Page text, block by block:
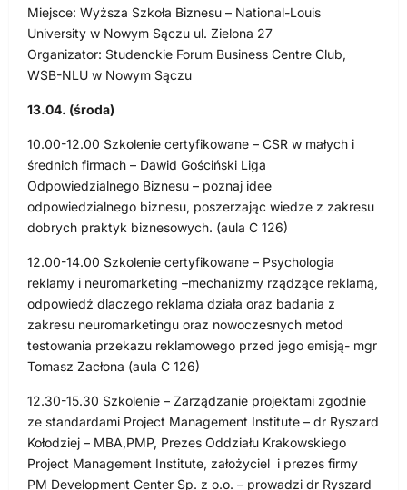
Miejsce: Wyższa Szkoła Biznesu – National-Louis
University w Nowym Sączu ul. Zielona 27
Organizator: Studenckie Forum Business Centre Club,
WSB-NLU w Nowym Sączu
13.04. (środa)
10.00-12.00 Szkolenie certyfikowane – CSR w małych i
średnich firmach – Dawid Gościński Liga
Odpowiedzialnego Biznesu – poznaj idee
odpowiedzialnego biznesu, poszerzając wiedze z zakresu
dobrych praktyk biznesowych. (aula C 126)
12.00-14.00 Szkolenie certyfikowane – Psychologia
reklamy i neuromarketing –mechanizmy rządzące reklamą,
odpowiedź dlaczego reklama działa oraz badania z
zakresu neuromarketingu oraz nowoczesnych metod
testowania przekazu reklamowego przed jego emisją- mgr
Tomasz Zacłona (aula C 126)
12.30-15.30 Szkolenie – Zarządzanie projektami zgodnie
ze standardami Project Management Institute – dr Ryszard
Kołodziej – MBA,PMP, Prezes Oddziału Krakowskiego
Project Management Institute, założyciel i prezes firmy
PM Development Center Sp. z o.o. – prowadzi dr Ryszard